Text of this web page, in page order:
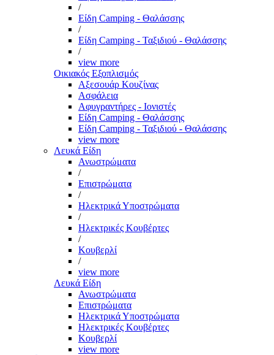
/
Είδη Camping - Θαλάσσης
/
Είδη Camping - Ταξιδιού - Θαλάσσης
/
view more
Οικιακός Εξοπλισμός
Αξεσουάρ Κουζίνας
Ασφάλεια
Αφυγραντήρες - Ιονιστές
Είδη Camping - Θαλάσσης
Είδη Camping - Ταξιδιού - Θαλάσσης
view more
Λευκά Είδη
Ανωστρώματα
/
Επιστρώματα
/
Ηλεκτρικά Υποστρώματα
/
Ηλεκτρικές Κουβέρτες
/
Κουβερλί
/
view more
Λευκά Είδη
Ανωστρώματα
Επιστρώματα
Ηλεκτρικά Υποστρώματα
Ηλεκτρικές Κουβέρτες
Κουβερλί
view more